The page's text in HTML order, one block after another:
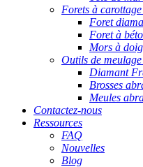
Forets à
Foret
Foret à
Mors à
Outils de
Diamant
Brosses
Meules
Contactez-nous
Ressources
FAQ
Nouvelles
Blog